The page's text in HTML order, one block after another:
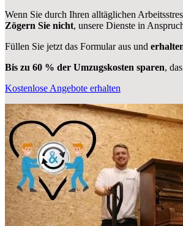
Wenn Sie durch Ihren alltäglichen
Zögern Sie nicht, unsere Dienste in
Füllen Sie jetzt das Formular aus und
Bis zu 60 % der Umzugskosten sparen,
Kostenlose Angebote erhalten